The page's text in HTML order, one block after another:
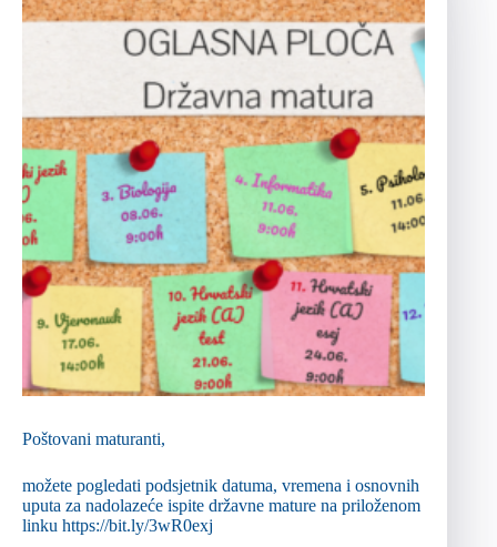
Poštovani maturanti,
možete pogledati podsjetnik datuma, vremena i osnovnih
uputa za nadolazeće ispite državne mature na priloženom
linku https://bit.ly/3wR0exj